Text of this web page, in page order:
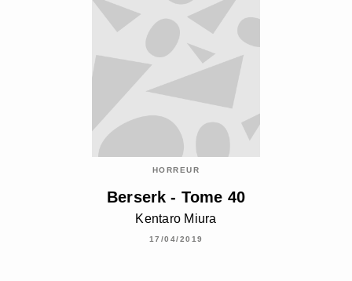
HORREUR
Berserk - Tome 40
Kentaro Miura
17/04/2019